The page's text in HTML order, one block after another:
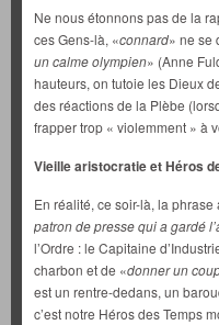
Ne nous étonnons pas de la
ces Gens-là, «connard» ne se
un calme olympien» (Anne
hauteurs, on tutoie les Dieux
des réactions de la Plèbe
frapper trop « violemment » à
Vieille aristocratie et Héros
En réalité, ce soir-là, la
patron de presse qui a gardé
l’Ordre : le Capitaine
charbon et de «donner un
est un rentre-dedans, un
c’est notre Héros des Temps